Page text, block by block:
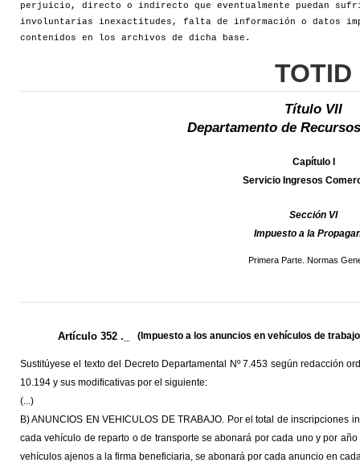
perjuicio, directo o indirecto que eventualmente puedan
involuntarias inexactitudes, falta de información o datos
contenidos en los archivos de dicha base.
TOTID
Título VII
Departamento de
Capítulo I
Servicio Ingresos
Sección VI
Impuesto a la
Primera Parte. Normas
Artículo 352 ._ (Impuesto a los anuncios en vehículos de
Sustitúyese el texto del Decreto Departamental Nº 7.453 según redacción
10.194 y sus modificativas por el siguiente:
(...)
B) ANUNCIOS EN VEHICULOS DE TRABAJO. Por el total de inscripciones
cada vehículo de reparto o de transporte se abonará por cada uno y por
vehículos ajenos a la firma beneficiaria, se abonará por cada anuncio en